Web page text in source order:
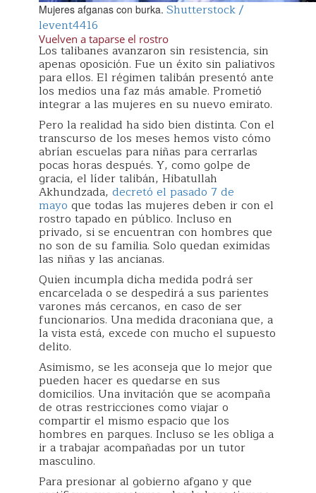
Mujeres afganas con burka. Shutterstock /
levent4416
Vuelven a taparse el rostro
Los talibanes avanzaron sin resistencia, sin
apenas oposición. Fue un éxito sin paliativos
para ellos. El régimen talibán presentó ante
los medios una faz más amable. Prometió
integrar a las mujeres en su nuevo emirato.
Pero la realidad ha sido bien distinta. Con el
transcurso de los meses hemos visto cómo
abrían escuelas para niñas para cerrarlas
pocas horas después. Y, como golpe de
gracia, el líder talibán, Hibatullah
Akhundzada, decretó el pasado 7 de
mayo que todas las mujeres deben ir con el
rostro tapado en público. Incluso en
privado, si se encuentran con hombres que
no son de su familia. Solo quedan eximidas
las niñas y las ancianas.
Quien incumpla dicha medida podrá ser
encarcelada o se despedirá a sus parientes
varones más cercanos, en caso de ser
funcionarios. Una medida draconiana que, a
la vista está, excede con mucho el supuesto
delito.
Asimismo, se les aconseja que lo mejor que
pueden hacer es quedarse en sus
domicilios. Una invitación que se acompaña
de otras restricciones como viajar o
compartir el mismo espacio que los
hombres en parques. Incluso se les obliga a
ir a trabajar acompañadas por un tutor
masculino.
Para presionar al gobierno afgano y que